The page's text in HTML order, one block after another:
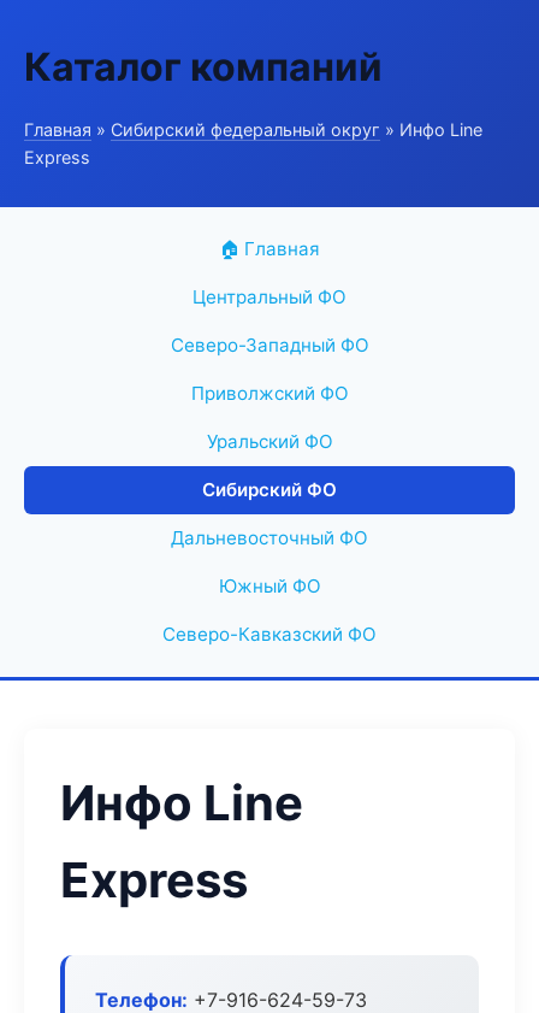
Каталог компаний
Главная » Сибирский федеральный округ » Инфо Line
Express
🏠 Главная
Центральный ФО
Северо-Западный ФО
Приволжский ФО
Уральский ФО
Сибирский ФО
Дальневосточный ФО
Южный ФО
Северо-Кавказский ФО
Инфо Line
Express
Телефон: +7-916-624-59-73